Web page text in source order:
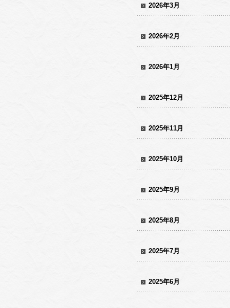
2026年3月
2026年2月
2026年1月
2025年12月
2025年11月
2025年10月
2025年9月
2025年8月
2025年7月
2025年6月